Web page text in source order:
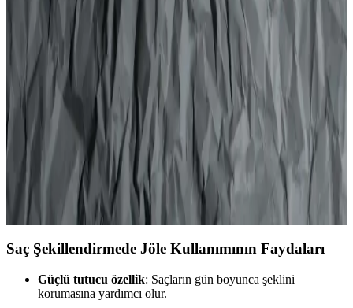
Hobby Keyonline Çocuk Jöle Kıvırcık ve Hobby
Tüp Jöle Kıvır Kıvır Karşılaştırması
İki popüler Hobby jöle ürününün özellikleri, kullanıcı yorumları ve
kullanım avantajları karşılaştırmasıyla, en uygun saç şekillendirme
ürününü seçmenize yardımcı oluyor.
Saç Şekillendirmede Wax ve Jöle Arasındaki
Farklar ve Doğru Kullanım İpuçları
Saç şekillendirme ürünleri arasında wax ve jöle, farklı ihtiyaçlara
uygun seçenekler sunar. Doğru ürün seçimiyle doğal veya parlak
görünüm elde etmek mümkün, detaylar yazımızda.
Saç Şekillendirmede Jöle Kullanımının Faydaları
Güçlü tutucu özellik: Saçların gün boyunca şeklini
korumasına yardımcı olur.